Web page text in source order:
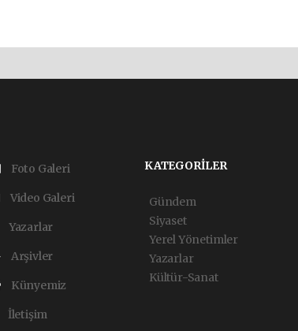
Foto Galeri
Video Galeri
Yazarlar
Arşivler
Künyemiz
İletişim
KATEGORİLER
Gündem
Siyaset
Yerel Yönetimler
Yazarlar
Kültür-Sanat